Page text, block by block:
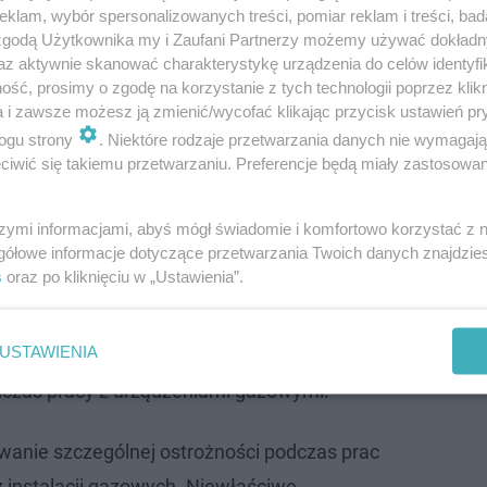
z udziałem funkcjonariuszy pionu
przyczyn i okoliczności, które doprowadziły do
twarzą w śniegu. Jego życie było za…
w związku z poniedziałkowym zdarzeniem,
pracy z urządzeniami gazowymi.
szczególnej ostrożności podczas prac
wybór spersonalizowanych treści, pomiar reklam i treści,
Użytkownika my i Zaufani Partnerzy możemy używać
aktywnie skanować charakterystykę urządzenia do celów
prosimy o zgodę na korzystanie z tych technologii poprzez
i zawsze możesz ją zmienić/wycofać klikając przycisk ustawień
strony
. Niektóre rodzaje przetwarzania danych nie
się takiemu przetwarzaniu. Preferencje będą miały
informacjami, abyś mógł świadomie i komfortowo korzystać z
informacje dotyczące przetwarzania Twoich danych
oraz po kliknięciu w „Ustawienia”.
USTAWIENIA